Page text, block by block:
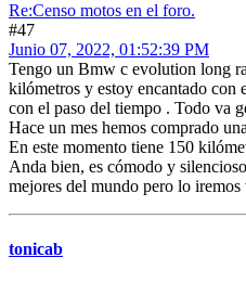
Re:Censo motos en el foro.
#47
Junio 07, 2022, 01:52:39 PM
Tengo un Bmw c evolution long
kilómetros y estoy encantado con
con el paso del tiempo . Todo va
Hace un mes hemos comprado
En este momento tiene 150
Anda bien, es cómodo y
mejores del mundo pero lo
tonicab